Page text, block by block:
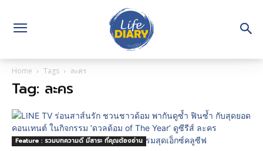
Home Tags ละคร
Tag: ละคร
Feature : รวมบทความดี มีสาระ ที่คุณต้องอ่าน